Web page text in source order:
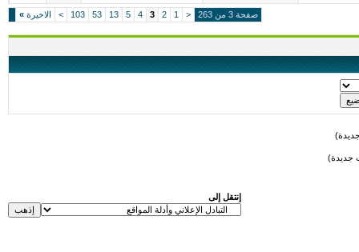
صفحة 3 من 263 <
1
2
3
4
5
13
53
103
> الاخيرة »
جديدة)
إنتقل إلى